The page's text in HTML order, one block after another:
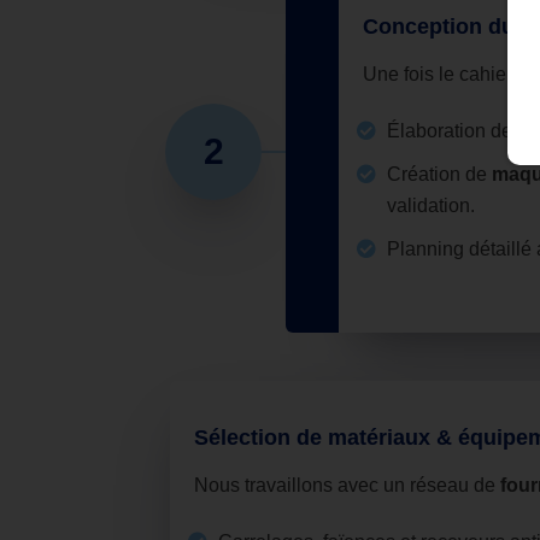
2
Conception du
Une fois le cahier
Élaboration de
Création de
validation.
Planning détaillé
Sélection de matériaux &
Nous travaillons avec un réseau de